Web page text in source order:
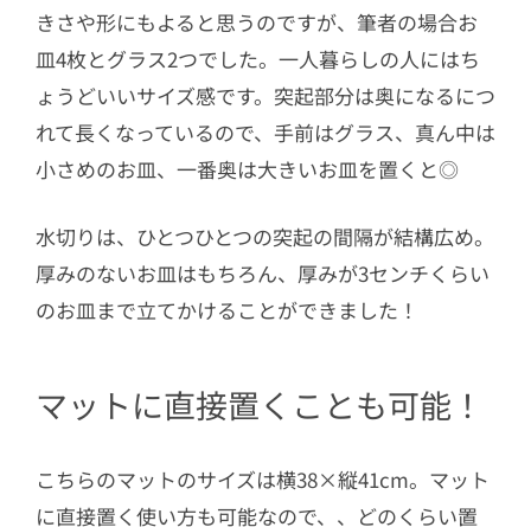
きさや形にもよると思うのですが、筆者の場合お
皿4枚とグラス2つでした。一人暮らしの人にはち
ょうどいいサイズ感です。突起部分は奥になるにつ
れて長くなっているので、手前はグラス、真ん中は
小さめのお皿、一番奥は大きいお皿を置くと◎
水切りは、ひとつひとつの突起の間隔が結構広め。
厚みのないお皿はもちろん、厚みが3センチくらい
のお皿まで立てかけることができました！
マットに直接置くことも可能！
こちらのマットのサイズは横38×縦41cm。マット
に直接置く使い方も可能なので、、どのくらい置